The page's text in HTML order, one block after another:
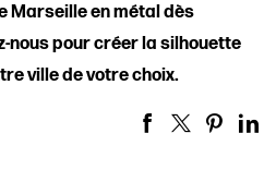
Marseille en métal dès
nous pour créer la silhouette
ville de votre choix.